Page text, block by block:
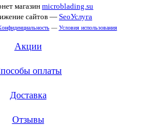
магазинmicroblading.su
сайтов — SeoУслуга
— Условия использования
Акции
оплаты
Доставка
Отзывы